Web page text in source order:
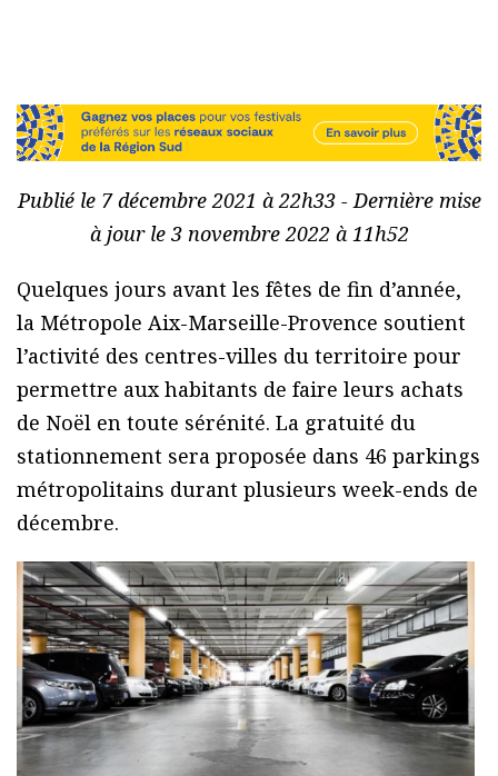
Publié le 7 décembre 2021 à 22h33 - Dernière mise
à jour le 3 novembre 2022 à 11h52
Quelques jours avant les fêtes de fin d’année,
la Métropole Aix-Marseille-Provence soutient
l’activité des centres-villes du territoire pour
permettre aux habitants de faire leurs achats
de Noël en toute sérénité. La gratuité du
stationnement sera proposée dans 46 parkings
métropolitains durant plusieurs week-ends de
décembre.